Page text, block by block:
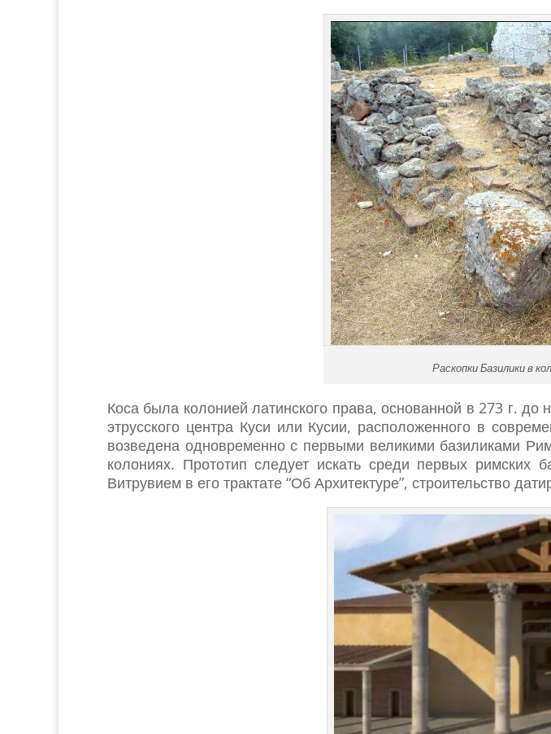
Раскопки Базилики в
Коса была колонией латинского права, основанной в 273 г.
этрусского центра Куси или Кусии, расположенного в
возведена одновременно с первыми великими базиликами
колониях. Прототип следует искать среди первых римских
Витрувием в его трактате “Об Архитектуре”, строительство